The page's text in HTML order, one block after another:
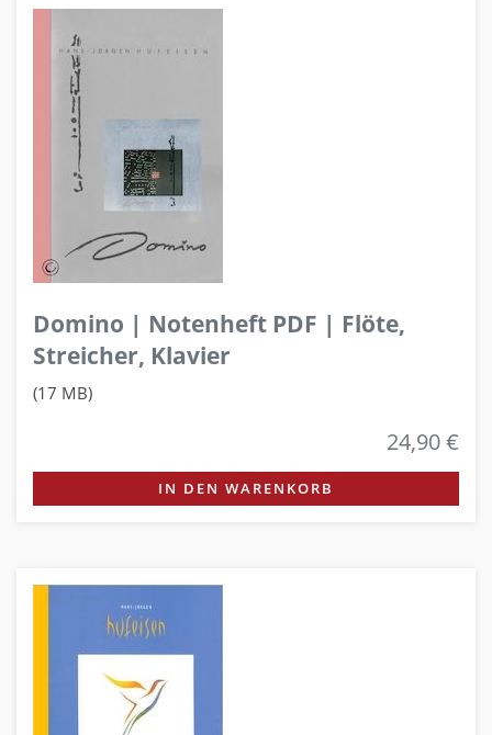
Domino | Notenheft PDF | Flöte,
Streicher, Klavier
(17 MB)
24,90 €
IN DEN WARENKORB